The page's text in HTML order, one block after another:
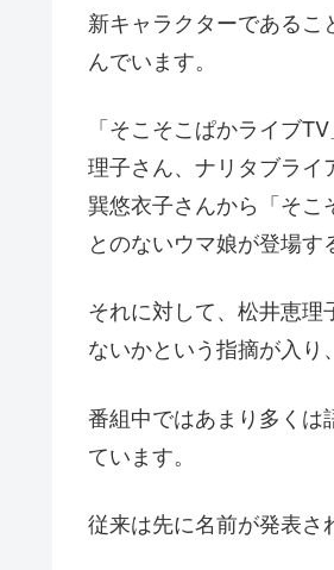
新キャラクターである
んでいます。
「そこそこぱかライブ
理子さん、ナリタブライ
巽悠衣子さんから「そこ
とのないウマ娘が登場す
それに対して、松井恵
ないかという指摘が入り
番組中ではあまり多く
ています。
従来は先に名前が発表さ